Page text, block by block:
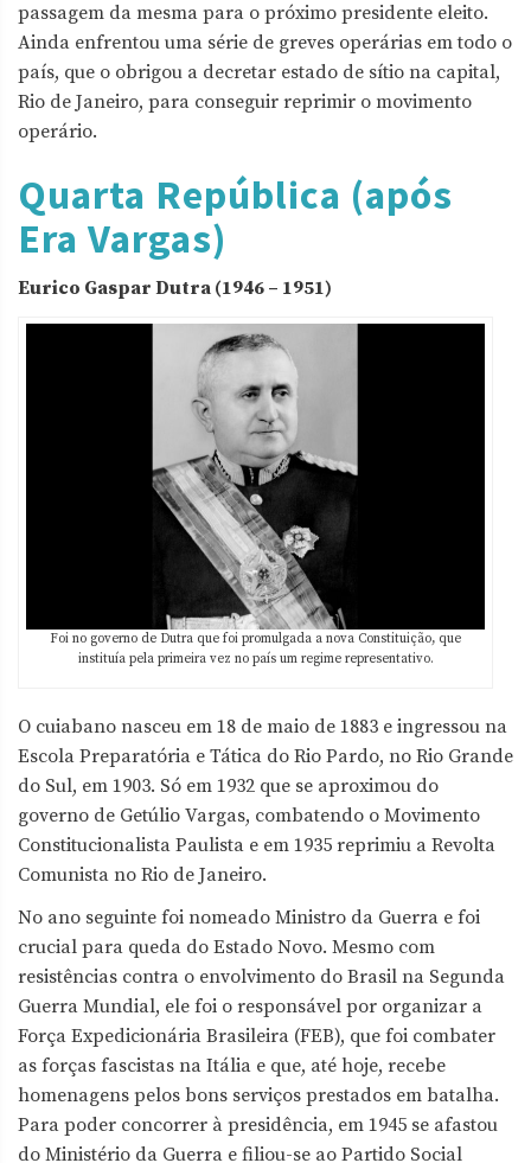
passagem da mesma para o próximo presidente eleito.
Ainda enfrentou uma série de greves operárias em todo o
país, que o obrigou a decretar estado de sítio na capital,
Rio de Janeiro, para conseguir reprimir o movimento
operário.
Quarta República (após
Era Vargas)
Eurico Gaspar Dutra (1946 – 1951)
Foi no governo de Dutra que foi promulgada a nova Constituição, que
instituía pela primeira vez no país um regime representativo.
O cuiabano nasceu em 18 de maio de 1883 e ingressou na
Escola Preparatória e Tática do Rio Pardo, no Rio Grande
do Sul, em 1903. Só em 1932 que se aproximou do
governo de Getúlio Vargas, combatendo o Movimento
Constitucionalista Paulista e em 1935 reprimiu a Revolta
Comunista no Rio de Janeiro.
No ano seguinte foi nomeado Ministro da Guerra e foi
crucial para queda do Estado Novo. Mesmo com
resistências contra o envolvimento do Brasil na Segunda
Guerra Mundial, ele foi o responsável por organizar a
Força Expedicionária Brasileira (FEB), que foi combater
as forças fascistas na Itália e que, até hoje, recebe
homenagens pelos bons serviços prestados em batalha.
Para poder concorrer à presidência, em 1945 se afastou
do Ministério da Guerra e filiou-se ao Partido Social